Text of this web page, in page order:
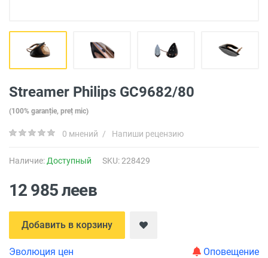
Streamer Philips GC9682/80
(100% garanție, preț mic)
0 мнений / Напиши рецензию
Наличие: Доступный SKU: 228429
12 985 леев
Добавить в корзину
Оповещение
Эволюция цен